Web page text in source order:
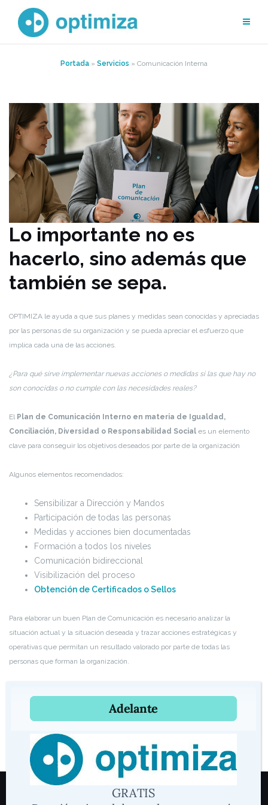
contenido
Portada » Servicios » Comunicación Interna
Lo importante no es
hacerlo, sino además que
también se sepa.
OPTIMIZA le ayuda a que sus planes y medidas sean conocidas y apreciadas
por las personas de su organización y se pueda apreciar el esfuerzo que
implica cada una de las acciones.
¿Para qué sirve implementar nuevas acciones o medidas si las que hay no
son conocidas o no cumple con las necesidades reales?
El Plan de Comunicación Interno en materia de Igualdad,
Conciliación, Diversidad o Responsabilidad Social es un elemento
clave para conseguir los objetivos deseados por parte de la organización
Algunos elementos recomendados:
Sensibilizar a Dirección y Mandos
Participación de todas las personas
Medidas y acciones bien documentadas
Formación a todos los niveles
Comunicación bidireccional
Visibilización del proceso
Obtención de Certificados o Sellos
Para elaborar un buen Plan de Comunicación es necesario analizar la
situación actual y la situación deseada y trazar acciones estratégicas y
operativas que permitan un resultado valorado por parte de todas las
personas que forman la organización.